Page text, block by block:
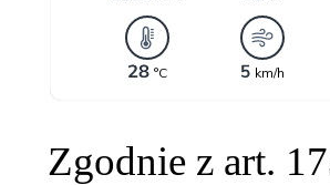
Zgodnie z art.